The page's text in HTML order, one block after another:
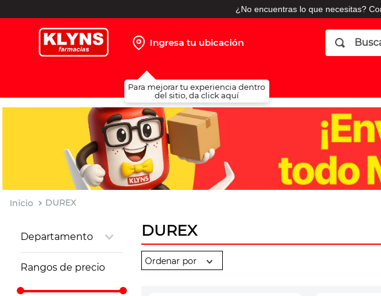
¿No encuentras lo que necesitas?
Ingresa tu ubicación
Para mejorar tu experiencia dentro
del sitio, da click aquí
Buscar
DUREX
Departamento
Rangos de precio
DUREX
protector solar
misoprostol
shampoo
.
toallitas humedas
8.
pañales huggies
9.
ibuprofeno